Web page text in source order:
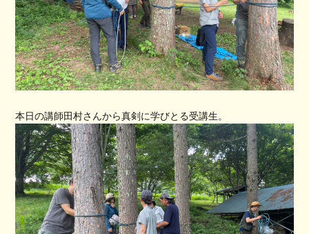
本日の講師田村さんから真剣に学びとる受講生。